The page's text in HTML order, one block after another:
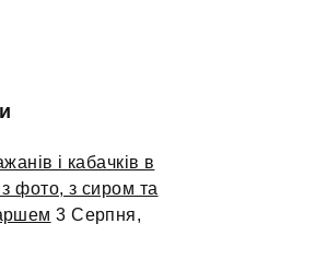
і кабачків в
фото, з сиром та
3 Серпня,